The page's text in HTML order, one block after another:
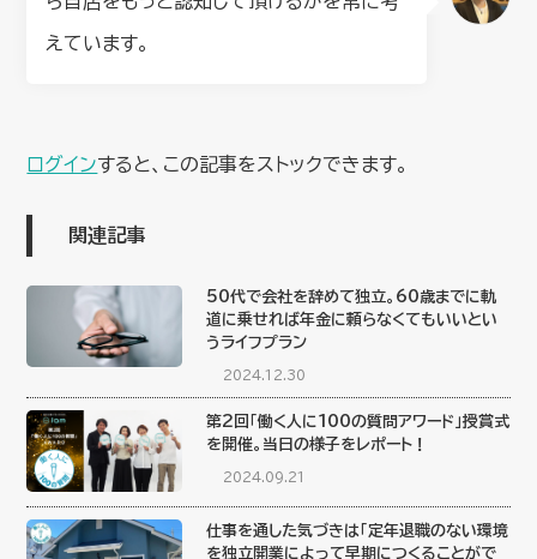
えています。
ログインすると、この記事をストックできます。
関連記事
50代で会社を辞めて独立。60歳までに軌
道に乗せれば年金に頼らなくてもいいとい
うライフプラン
2024.12.30
第2回「働く人に100の質問アワード」授賞式
を開催。当日の様子をレポート！
2024.09.21
仕事を通した気づきは「定年退職のない環境
を独立開業によって早期につくることがで